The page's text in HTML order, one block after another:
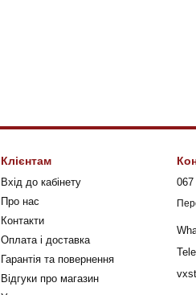
Клієнтам
Вхід до кабінету
Про нас
Контакти
Оплата і доставка
Гарантія та повернення
Відгуки про магазин
067